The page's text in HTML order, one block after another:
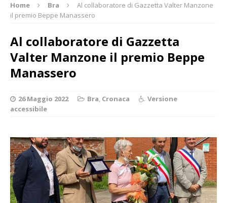
Home Bra
Al collaboratore di Gazzetta Valter Manzone
il premio Beppe Manassero
Al collaboratore di Gazzetta
Valter Manzone il premio Beppe
Manassero
26 Maggio 2022 Bra, Cronaca
Versione
accessibile